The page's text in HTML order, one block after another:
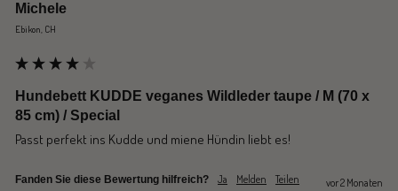
Michele
Ebikon, CH
Hundebett KUDDE veganes Wildleder taupe / M (70 x
85 cm) / Special
Passt perfekt ins Kudde und miene Hündin liebt es!
Fanden Sie diese Bewertung hilfreich? Ja Melden Teilen vor 2 Monaten